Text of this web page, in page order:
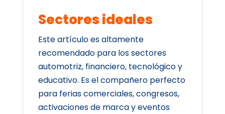
Sectores ideales
Este artículo es altamente
recomendado para los sectores
automotriz, financiero, tecnológico y
educativo. Es el compañero perfecto
para ferias comerciales, congresos,
activaciones de marca y eventos